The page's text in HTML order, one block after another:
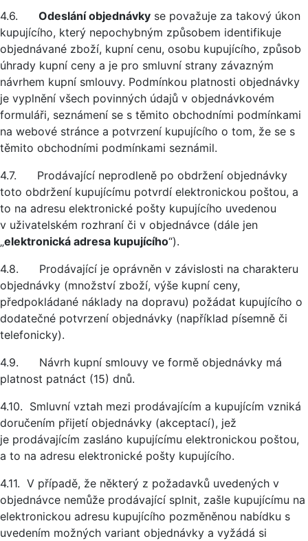
4.6. Odeslání objednávky se považuje za takový úkon
kupujícího, který nepochybným způsobem identifikuje
objednávané zboží, kupní cenu, osobu kupujícího, způsob
úhrady kupní ceny a je pro smluvní strany závazným
návrhem kupní smlouvy. Podmínkou platnosti objednávky
je vyplnění všech povinných údajů v objednávkovém
formuláři, seznámení se s těmito obchodními podmínkami
na webové stránce a potvrzení kupujícího o tom, že se s
těmito obchodními podmínkami seznámil.
4.7. Prodávající neprodleně po obdržení objednávky
toto obdržení kupujícímu potvrdí elektronickou poštou, a
to na adresu elektronické pošty kupujícího uvedenou
v uživatelském rozhraní či v objednávce (dále jen
„elektronická adresa kupujícího“).
4.8. Prodávající je oprávněn v závislosti na charakteru
objednávky (množství zboží, výše kupní ceny,
předpokládané náklady na dopravu) požádat kupujícího o
dodatečné potvrzení objednávky (například písemně či
telefonicky).
4.9. Návrh kupní smlouvy ve formě objednávky má
platnost patnáct (15) dnů.
4.10. Smluvní vztah mezi prodávajícím a kupujícím vzniká
doručením přijetí objednávky (akceptací), jež
je prodávajícím zasláno kupujícímu elektronickou poštou,
a to na adresu elektronické pošty kupujícího.
4.11. V případě, že některý z požadavků uvedených v
objednávce nemůže prodávající splnit, zašle kupujícímu na
elektronickou adresu kupujícího pozměněnou nabídku s
uvedením možných variant objednávky a vyžádá si